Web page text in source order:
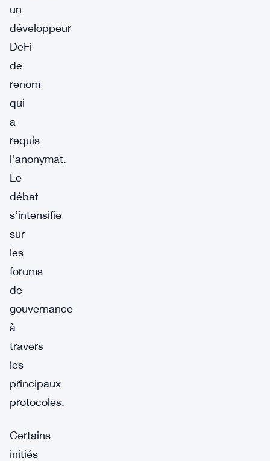
un
développeur
DeFi
de
renom
qui
a
requis
l’anonymat.
Le
débat
s’intensifie
sur
les
forums
de
gouvernance
à
travers
les
principaux
protocoles.
Certains
initiés